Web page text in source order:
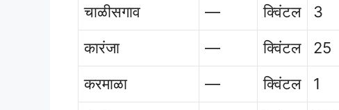
चाळीसगाव
— क्विंटल 3
कारंजा
— क्विंटल 25
करमाळा
— क्विंटल 1